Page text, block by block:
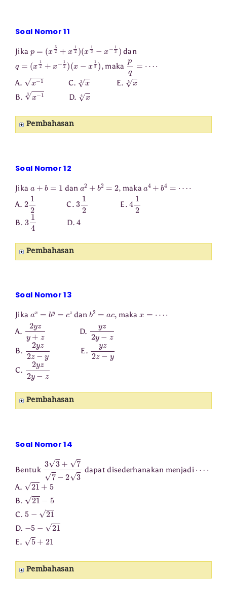
Soal Nomor 11
Jika x3 2+ x )(x1 − ) dan
x1 + x )(x− maka pq
A. −1 C. x3 E. x5
B. x−13 D. x 4
Pembahasan
Soal Nomor 12
Jika = dan a2 b2= maka 4 b4
A. 2 12 C.3 12 E. 4 12
B. 3 14 D. 4
Pembahasan
Soal Nomor 13
Jika x y= danb2 maka
A. yzy+ D. 2y−
B. yz2z E. 2z−
C. yz2y
Pembahasan
Soal Nomor 14
Bentuk 33+7 7− 23 dapat disederhanakan menjadi
A. 21+5
B. 21−5
C. 5
D. 5−
E. +21
Pembahasan